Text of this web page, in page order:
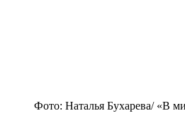
Фото: Наталья Бухарева/ «В